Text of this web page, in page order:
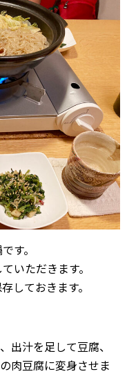
す。
いただきます。
しておきます。
出汁を足して豆腐、
肉豆腐に変身させま